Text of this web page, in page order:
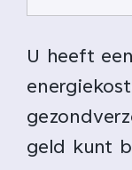
U heeft
geld kunt